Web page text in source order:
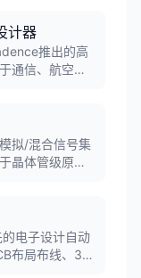
计器
推出的高
通信、航空航
级PCB设计的
拟/混合信号集
晶体管级原理
计师必备的
电子设计自动
布局布线、3D